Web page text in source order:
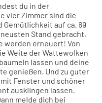
du in der
vier Zimmer sind die
Gemütlichkeit auf ca. 69
Stand gebracht,
werden erneuert! Von
Weite der Wattewolken
lassen und deine
genießen. Und zu guter
Fenster und schöner
ausklingen lassen.
melde dich bei